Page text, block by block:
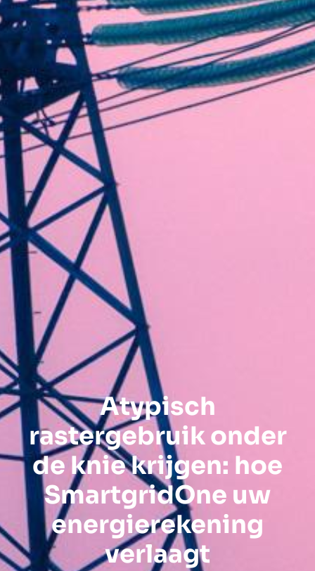
Atypisch
rastergebruik onder
de knie krijgen: hoe
SmartgridOne uw
energierekening
verlaagt